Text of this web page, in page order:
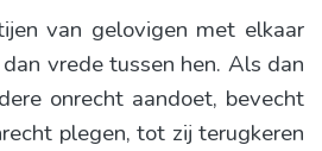
van gelovigen met elkaar
vrede tussen hen. Als dan
onrecht aandoet, bevecht
plegen, tot zij terugkeren